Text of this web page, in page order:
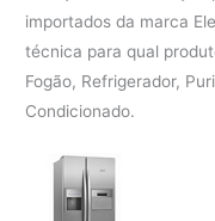
importados da marca
técnica para qual
Fogão, Refrigerador,
Condicionado.